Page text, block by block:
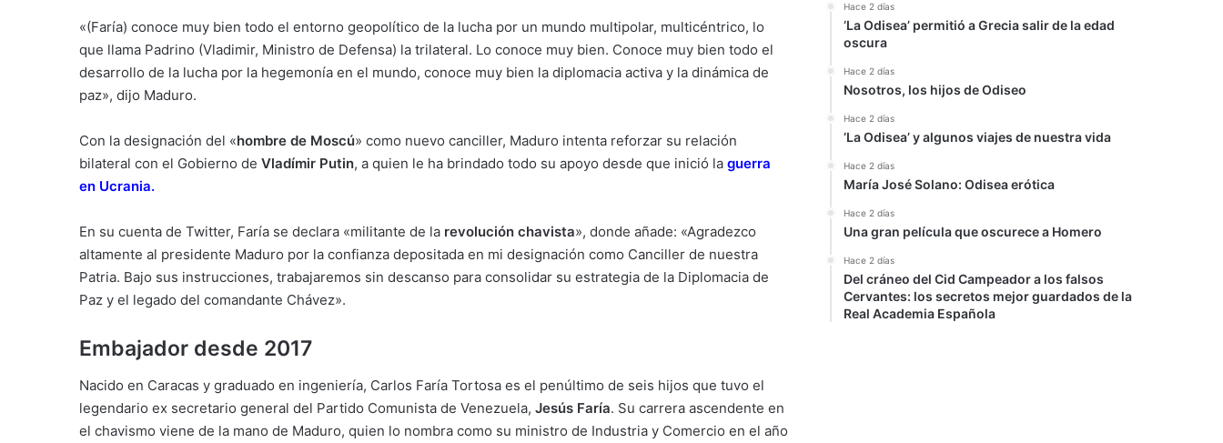
«(Faría) conoce muy bien todo el entorno geopolítico de la lucha por un mundo multipolar, multicéntrico, lo
que llama Padrino (Vladimir, Ministro de Defensa) la trilateral. Lo conoce muy bien. Conoce muy bien todo el
desarrollo de la lucha por la hegemonía en el mundo, conoce muy bien la diplomacia activa y la dinámica de
paz», dijo Maduro.
Con la designación del «hombre de Moscú» como nuevo canciller, Maduro intenta reforzar su relación
bilateral con el Gobierno de Vladímir Putin, a quien le ha brindado todo su apoyo desde que inició la guerra
en Ucrania.
En su cuenta de Twitter, Faría se declara «militante de la revolución chavista», donde añade: «Agradezco
altamente al presidente Maduro por la confianza depositada en mi designación como Canciller de nuestra
Patria. Bajo sus instrucciones, trabajaremos sin descanso para consolidar su estrategia de la Diplomacia de
Paz y el legado del comandante Chávez».
Embajador desde 2017
Nacido en Caracas y graduado en ingeniería, Carlos Faría Tortosa es el penúltimo de seis hijos que tuvo el
legendario ex secretario general del Partido Comunista de Venezuela, Jesús Faría. Su carrera ascendente en
el chavismo viene de la mano de Maduro, quien lo nombra como su ministro de Industria y Comercio en el año
Hace 2 días
‘La Odisea’ permitió a Grecia salir de la edad
oscura
Hace 2 días
Nosotros, los hijos de Odiseo
Hace 2 días
‘La Odisea’ y algunos viajes de nuestra vida
Hace 2 días
María José Solano: Odisea erótica
Hace 2 días
Una gran película que oscurece a Homero
Hace 2 días
Del cráneo del Cid Campeador a los falsos
Cervantes: los secretos mejor guardados de la
Real Academia Española